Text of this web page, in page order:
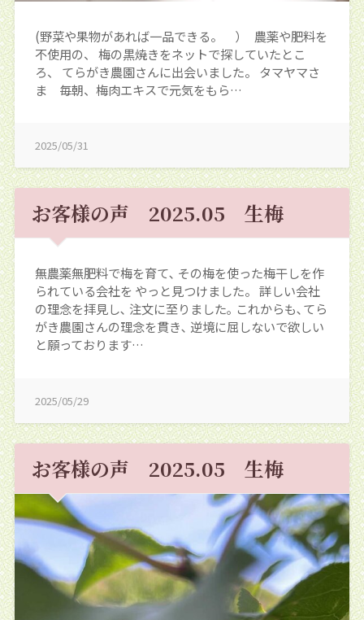
(野菜や果物があれば一品できる。 ） 農薬や肥料を
不使用の、 梅の黒焼きをネットで探していたとこ
ろ、 てらがき農園さんに出会いました。 タマヤマさ
ま 毎朝、梅肉エキスで元気をもら…
2025/05/31
お客様の声 2025.05 生梅
無農薬無肥料で梅を育て､ その梅を使った梅干しを作
られている会社を やっと見つけました。 詳しい会社
の理念を拝見し､ 注文に至りました｡ これからも､てら
がき農園さんの理念を貫き､ 逆境に屈しないで欲しい
と願っております…
2025/05/29
お客様の声 2025.05 生梅